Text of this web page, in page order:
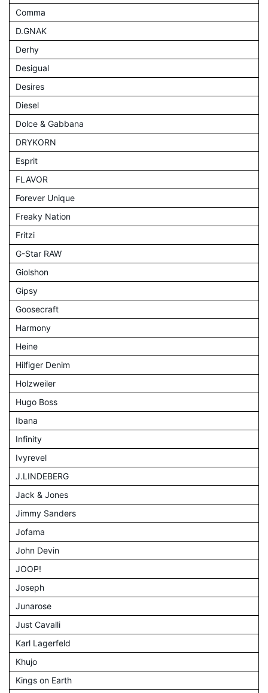
Comma
D.GNAK
Derhy
Desigual
Desires
Diesel
Dolce & Gabbana
DRYKORN
Esprit
FLAVOR
Forever Unique
Freaky Nation
Fritzi
G-Star RAW
Giolshon
Gipsy
Goosecraft
Harmony
Heine
Hilfiger Denim
Holzweiler
Hugo Boss
Ibana
Infinity
Ivyrevel
J.LINDEBERG
Jack & Jones
Jimmy Sanders
Jofama
John Devin
JOOP!
Joseph
Junarose
Just Cavalli
Karl Lagerfeld
Khujo
Kings on Earth